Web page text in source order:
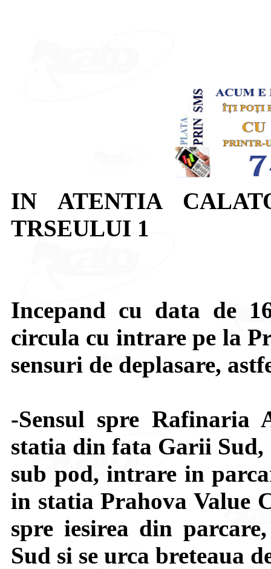
IN ATENTIA
TRSEULUI 1
Incepand cu data de
circula cu intrare pe la
sensuri de deplasare,
-Sensul spre Rafinaria
statia din fata Garii
sub pod, intrare in
in statia Prahova Value
spre iesirea din
Sud si se urca breteaua